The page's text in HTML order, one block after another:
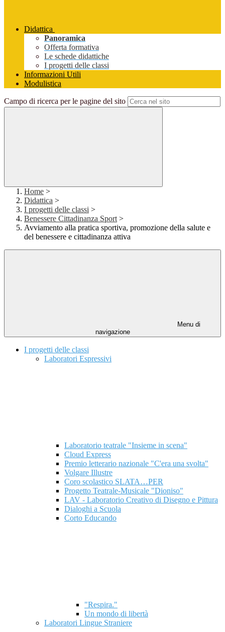
Didattica
Panoramica
Offerta formativa
Le schede didattiche
I progetti delle classi
Informazioni Utili
Modulistica
Campo di ricerca per le pagine del sito
Home >
Didattica >
I progetti delle classi >
Benessere Cittadinanza Sport >
Avviamento alla pratica sportiva, promozione della salute e
del benessere e cittadinanza attiva
Menu di
navigazione
I progetti delle classi
Laboratori Espressivi
Laboratorio teatrale "Insieme in scena"
Cloud Express
Premio letterario nazionale "C'era una svolta"
Volgare Illustre
Coro scolastico SLATA…PER
Progetto Teatrale-Musicale "Dioniso"
LAV - Laboratorio Creativo di Disegno e Pittura
Dialoghi a Scuola
Corto Educando
"Respira."
Un mondo di libertà
Laboratori Lingue Straniere